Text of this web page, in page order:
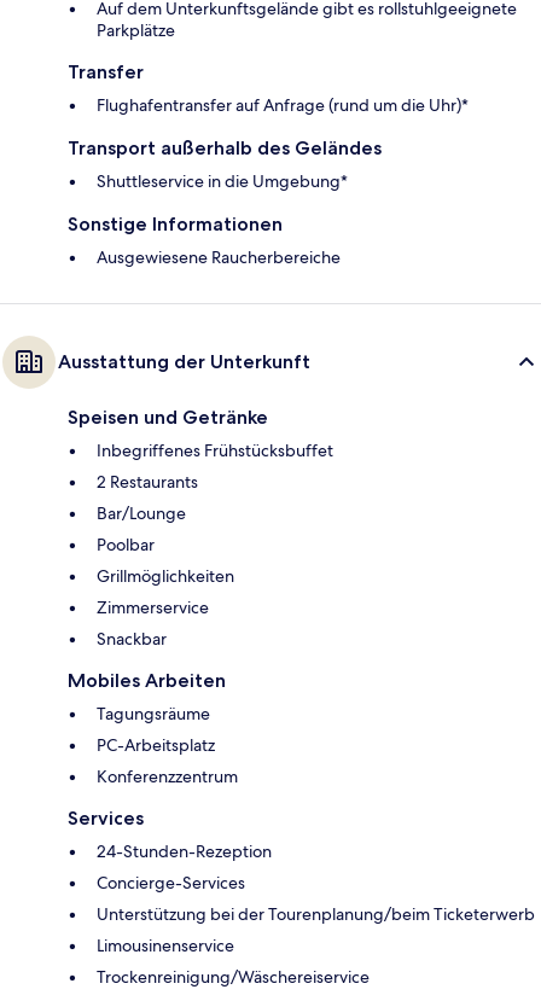
Auf dem Unterkunftsgelände gibt es rollstuhlgeeignete
Parkplätze
Transfer
Flughafentransfer auf Anfrage (rund um die Uhr)*
Transport außerhalb des Geländes
Shuttleservice in die Umgebung*
Sonstige Informationen
Ausgewiesene Raucherbereiche
Ausstattung der Unterkunft
Speisen und Getränke
Inbegriffenes Frühstücksbuffet
2 Restaurants
Bar/Lounge
Poolbar
Grillmöglichkeiten
Zimmerservice
Snackbar
Mobiles Arbeiten
Tagungsräume
PC-Arbeitsplatz
Konferenzzentrum
Services
24-Stunden-Rezeption
Concierge-Services
Unterstützung bei der Tourenplanung/beim Ticketerwerb
Limousinenservice
Trockenreinigung/Wäschereiservice